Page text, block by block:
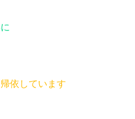
依しています